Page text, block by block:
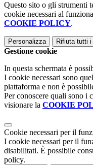
Questo sito o gli strumenti
cookie necessari al
COOKIE POLICY.
Personalizza Rifiuta tutti i
Gestione cookie
In questa schermata è
I cookie necessari sono
piattaforma e non è
Per conoscere quali sono i
visionare la COOKIE
Cookie necessari per il
I cookie necessari per il
disabilitati. È possibile
policy.